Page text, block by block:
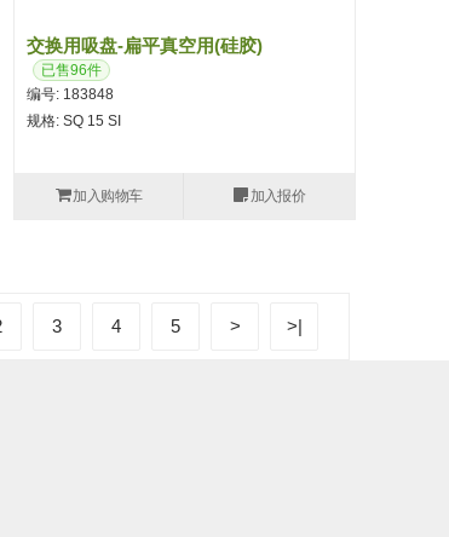
交换用吸盘-扁平真空用(硅胶)
已售96件
编号: 183848
规格: SQ 15 SI
加入购物车 加入报价
3 4 5 > >|